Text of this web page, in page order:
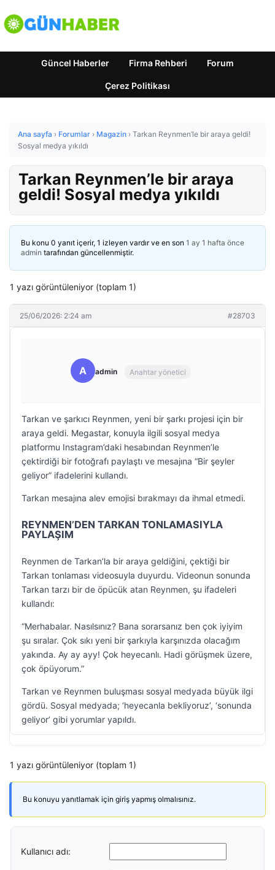
Güncel Haberler Firma Rehberi Forum
Çerez Politikası
Ana sayfa › Forumlar › Magazin › Tarkan Reynmen’le bir araya geldi!
Sosyal medya yıkıldı
Tarkan Reynmen’le bir araya
geldi! Sosyal medya yıkıldı
Bu konu 0 yanıt içerir, 1 izleyen vardır ve en son 1 ay 1 hafta önce
admin tarafından güncellenmiştir.
1 yazı görüntüleniyor (toplam 1)
25/06/2026: 2:24 am #28703
A admin Anahtar yönetici
Tarkan ve şarkıcı Reynmen, yeni bir şarkı projesi için bir
araya geldi. Megastar, konuyla ilgili sosyal medya
platformu Instagram’daki hesabından Reynmen’le
çektirdiği bir fotoğrafı paylaştı ve mesajına “Bir şeyler
geliyor” ifadelerini kullandı.
Tarkan mesajına alev emojisi bırakmayı da ihmal etmedi.
REYNMEN’DEN TARKAN TONLAMASIYLA
PAYLAŞIM
Reynmen de Tarkan’la bir araya geldiğini, çektiği bir
Tarkan tonlaması videosuyla duyurdu. Videonun sonunda
Tarkan tarzı bir de öpücük atan Reynmen, şu ifadeleri
kullandı:
“Merhabalar. Nasılsınız? Bana sorarsanız ben çok iyiyim
şu sıralar. Çok sıkı yeni bir şarkıyla karşınızda olacağım
yakında. Ay ay ayy! Çok heyecanlı. Hadi görüşmek üzere,
çok öpüyorum.”
Tarkan ve Reynmen buluşması sosyal medyada büyük ilgi
gördü. Sosyal medyada; ‘heyecanla bekliyoruz’, ‘sonunda
geliyor’ gibi yorumlar yapıldı.
1 yazı görüntüleniyor (toplam 1)
Bu konuyu yanıtlamak için giriş yapmış olmalısınız.
Kullanıcı adı: